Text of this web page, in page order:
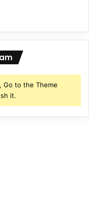
Go to the Theme
it.